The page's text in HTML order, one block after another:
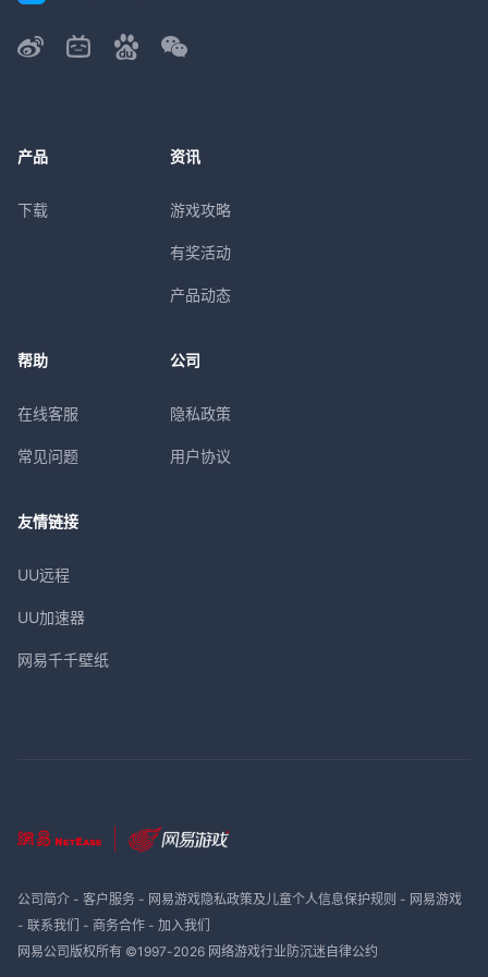
产品
下载
资讯
游戏攻略
有奖活动
产品动态
帮助
在线客服
常见问题
公司
隐私政策
用户协议
友情链接
UU远程
UU加速器
网易千千壁纸
公司简介- 客户服务- 网易游戏隐私政策及儿童个人信息保护规则 - 网易游戏
- 联系我们 - 商务合作- 加入我们
网易公司版权所有 ©1997-2026 网络游戏行业防沉迷自律公约